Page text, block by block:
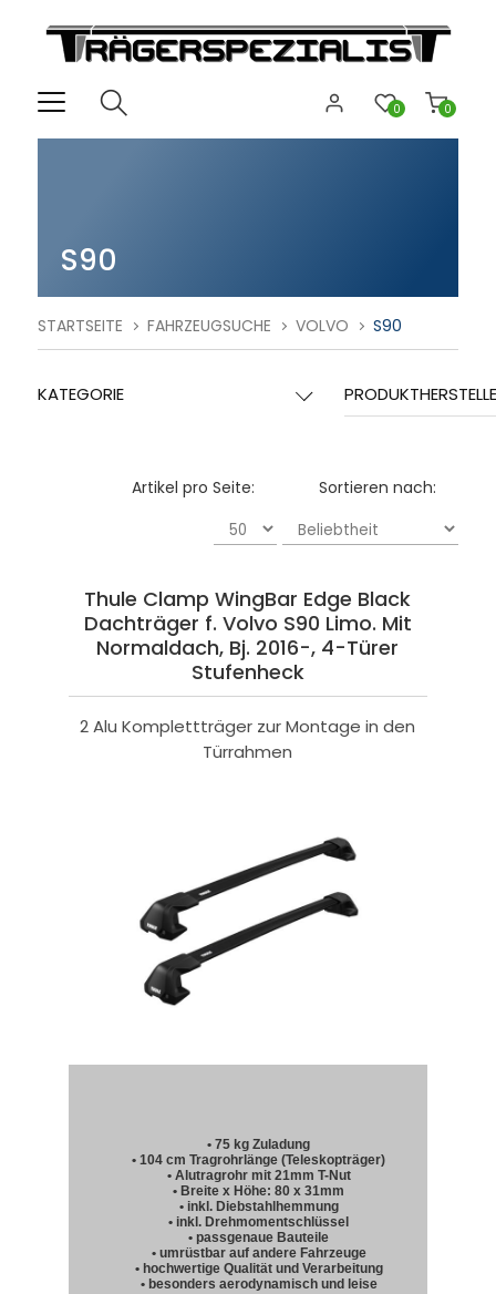
0
0
S90
STARTSEITE FAHRZEUGSUCHE VOLVO S90
KATEGORIE
Sortieren nach:
Artikel pro Seite:
Thule Clamp WingBar Edge Black
Dachträger f. Volvo S90 Limo. Mit
Normaldach, Bj. 2016-, 4-Türer
Stufenheck
2 Alu Komplettträger zur Montage in den
Türrahmen
• 75 kg Zuladung
• 104 cm Tragrohrlänge (Teleskopträger)
• Alutragrohr mit 21mm T-Nut
• Breite x Höhe: 80 x 31mm
• inkl. Diebstahlhemmung
• inkl. Drehmomentschlüssel
• passgenaue Bauteile
• umrüstbar auf andere Fahrzeuge
• hochwertige Qualität und Verarbeitung
• besonders aerodynamisch und leise